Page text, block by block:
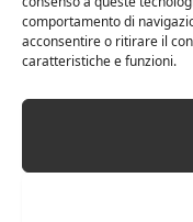
comportamento di
acconsentire o ritirare il
caratteristiche e funzioni.
(Lu x La x A),